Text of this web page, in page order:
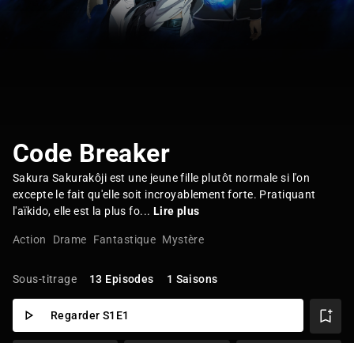
Code Breaker
Sakura Sakurakôji est une jeune fille plutôt normale si l'on
excepte le fait qu'elle soit incroyablement forte. Pratiquant
l'aïkido, elle est la plus fo... Lire plus
Action Drame Fantastique Mystère
Sous-titrage 13 Episodes 1 Saisons
Regarder S1E1